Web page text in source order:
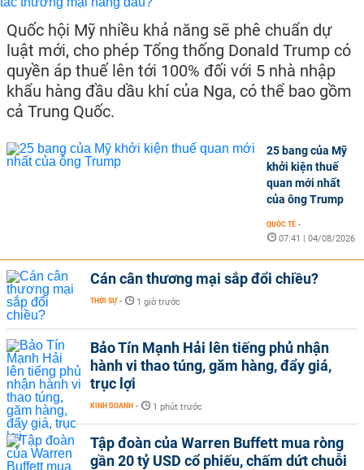
Quốc hội Mỹ nhiều khả năng sẽ phê chuẩn dự
luật mới, cho phép Tổng thống Donald Trump có
quyền áp thuế lên tới 100% đối với 5 nhà nhập
khẩu hàng đầu dầu khí của Nga, có thể bao gồm
cả Trung Quốc.
25 bang của Mỹ
khởi kiện thuế
quan mới nhất
của ông Trump
QUỐC TẾ -
07:41 | 04/08/2026
Cán cân thương mại sắp đổi chiều?
THỜI SỰ - 1 giờ trước
Bảo Tín Mạnh Hải lên tiếng phủ nhận
hành vi thao túng, găm hàng, đẩy giá,
trục lợi
KINH DOANH - 1 phút trước
Tập đoàn của Warren Buffett mua ròng
gần 20 tỷ USD cổ phiếu, chấm dứt chuỗi